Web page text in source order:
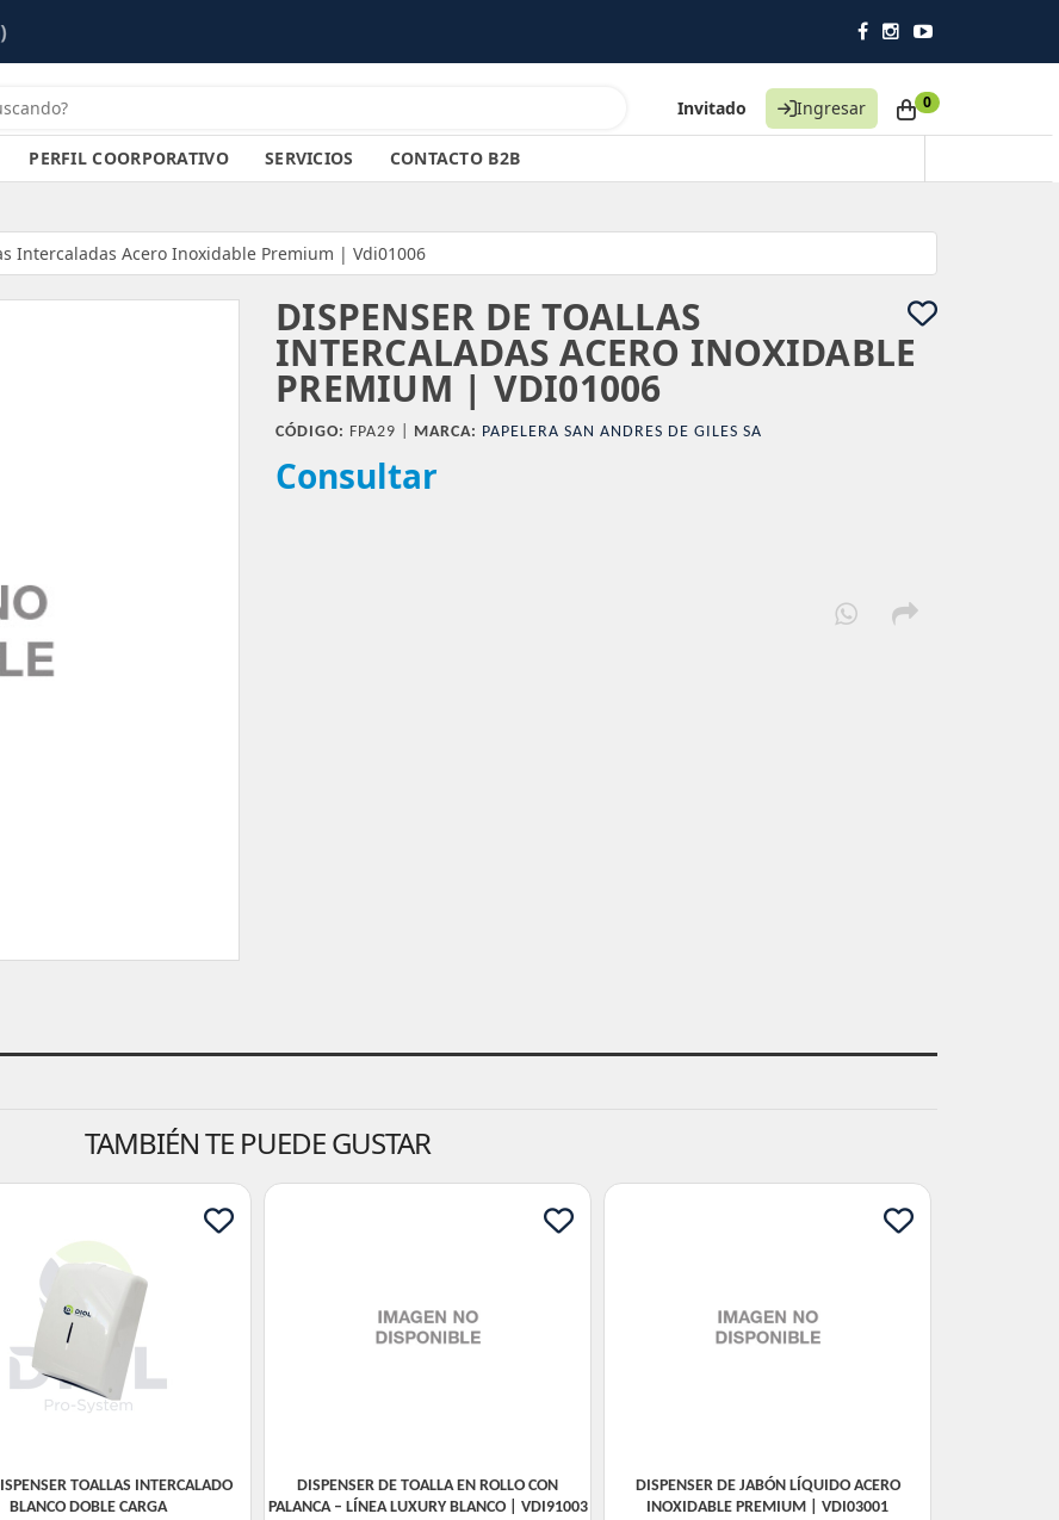
Invitado Ingresar 0
PERFIL COORPORATIVO SERVICIOS CONTACTO B2B
Intercaladas Acero Inoxidable Premium | Vdi01006
DISPENSER DE TOALLAS
INTERCALADAS ACERO INOXIDABLE
PREMIUM | VDI01006
CÓDIGO: FPA29 | MARCA: PAPELERA SAN ANDRES DE GILES SA
Consultar
TAMBIÉN TE PUEDE GUSTAR
TOALLAS INTERCALADO
BLANCO DOBLE CARGA
DISPENSER DE TOALLA EN ROLLO CON
PALANCA – LÍNEA LUXURY BLANCO | VDI91003
DISPENSER DE JABÓN LÍQUIDO ACERO
INOXIDABLE PREMIUM | VDI03001